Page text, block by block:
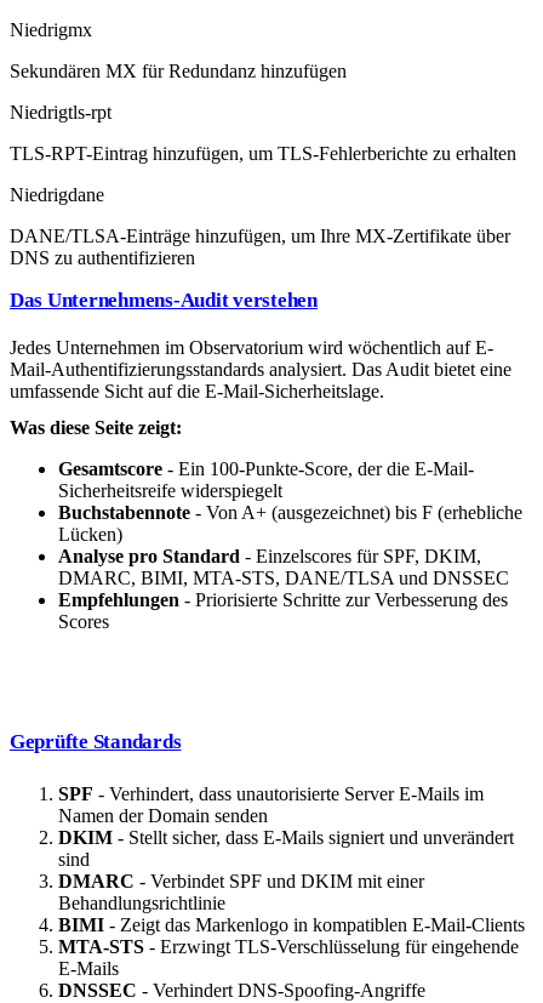
Niedrigmx
Sekundären MX für Redundanz hinzufügen
Niedrigtls-rpt
TLS-RPT-Eintrag hinzufügen, um TLS-Fehlerberichte zu erhalten
Niedrigdane
DANE/TLSA-Einträge hinzufügen, um Ihre MX-Zertifikate über
DNS zu authentifizieren
Das Unternehmens-Audit verstehen
Jedes Unternehmen im Observatorium wird wöchentlich auf E-
Mail-Authentifizierungsstandards analysiert. Das Audit bietet eine
umfassende Sicht auf die E-Mail-Sicherheitslage.
Was diese Seite zeigt:
Gesamtscore - Ein 100-Punkte-Score, der die E-Mail-
Sicherheitsreife widerspiegelt
Buchstabennote - Von A+ (ausgezeichnet) bis F (erhebliche
Lücken)
Analyse pro Standard - Einzelscores für SPF, DKIM,
DMARC, BIMI, MTA-STS, DANE/TLSA und DNSSEC
Empfehlungen - Priorisierte Schritte zur Verbesserung des
Scores
Geprüfte Standards
SPF - Verhindert, dass unautorisierte Server E-Mails im
Namen der Domain senden
DKIM - Stellt sicher, dass E-Mails signiert und unverändert
sind
DMARC - Verbindet SPF und DKIM mit einer
Behandlungsrichtlinie
BIMI - Zeigt das Markenlogo in kompatiblen E-Mail-Clients
MTA-STS - Erzwingt TLS-Verschlüsselung für eingehende
E-Mails
DNSSEC - Verhindert DNS-Spoofing-Angriffe